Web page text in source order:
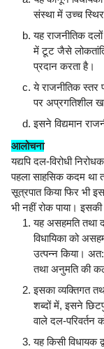
संस्था में उच्च
यह राजनीतिक
में टूट जैसे
प्रदान करता है।
ये राजनीतिक स्तर
पर अप्रगतिशील
इसने विद्यमान
आलोचना
यद्यपि दल-विरोधी
पहला साहसिक कदम था
सूत्रपात किया फिर भी
भी नहीं रोक पाया।
यह असहमति तथा
विधायिका को
उत्पन्न किया।
तथा अनुमति की
इसका व्यक्तिगत
शब्दों में, इसने
वाले दल-परिवर्तन
यह किसी विधायक